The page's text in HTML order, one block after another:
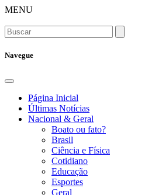
MENU
Navegue
Página Inicial
Últimas Notícias
Nacional & Geral
Boato ou fato?
Brasil
Ciência e Física
Cotidiano
Educação
Esportes
Geral